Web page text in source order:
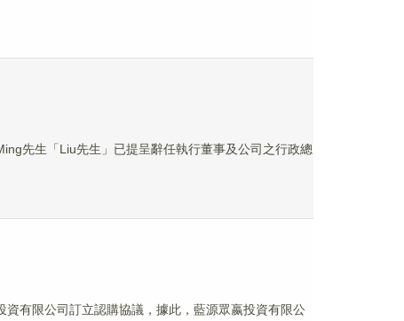
先生「Liu先生」已提呈辭任執行董事及公司之行政總
有限公司訂立認購協議，據此，藍源眾嬴投資有限公